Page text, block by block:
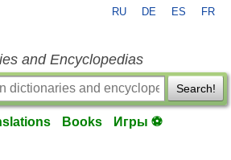
RU DE ES FR
and Encyclopedias
Search!
Books Игры ⚽